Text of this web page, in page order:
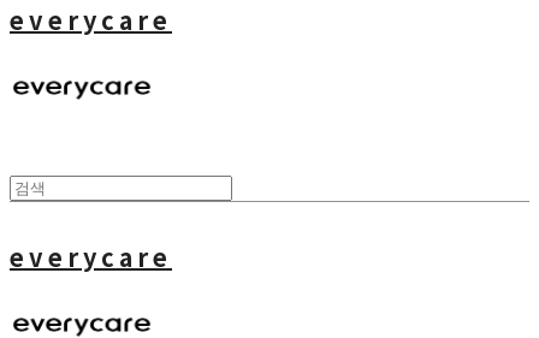
everycare
everycare